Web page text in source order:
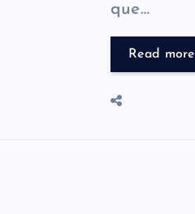
que…
Read more